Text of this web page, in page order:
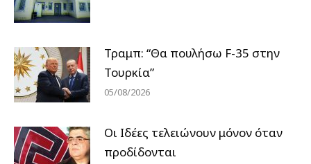
Τραμπ: “Θα πουλήσω F-35 στην
Τουρκία”
05/08/2026
Οι Ιδέες τελειώνουν μόνον όταν
προδίδονται